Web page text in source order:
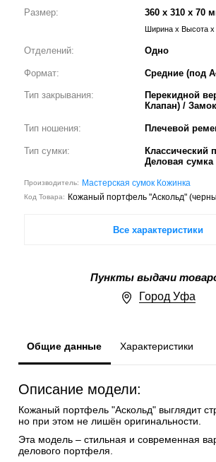
Размер: 360 x 310 x 70
Ширина x Высота
Отделений: Одно
Формат: Средние (под
Тип закрывания:
Перекидной
Клапан) / Замок
Тип ношения: Плечевой
Тип сумки:
Классический
Деловая сумка
Производитель: Мастерская сумок Кожинка
Код Товара: Кожаный портфель "Аскольд"
Все характеристики
Пункты выдачи
Город Уфа
Общие данные Характеристики
Описание модели:
Кожаный портфель "Аскольд" выглядит
но при этом не лишён оригинальности.
Эта модель – стильная и современная
делового портфеля.